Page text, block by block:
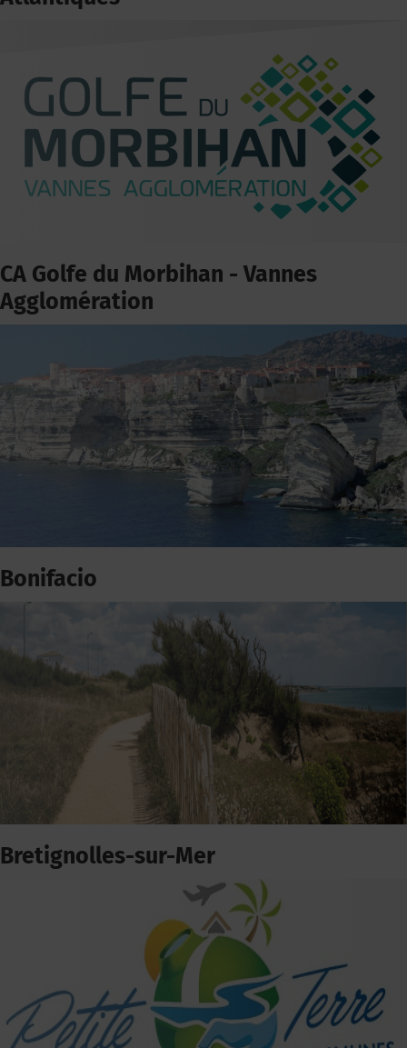
CA Golfe du Morbihan - Vannes
Agglomération
Bonifacio
Bretignolles-sur-Mer